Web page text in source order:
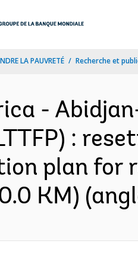
LA PAUVRETÉ Recherche et
-
:
plan for
KM)